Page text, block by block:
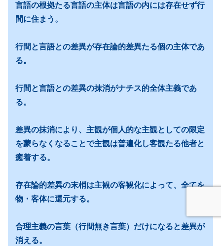
言語の根拠たる言語の主体は言語の内には存在せず行
間に住まう。
行間と言語との差異が存在論的差異たる個の主体であ
る。
行間と言語との差異の抹消がナチス的全体主義であ
る。
差異の抹消により、主観が個人的な主観としての限定
を蒙らなくなることで主観は普遍化し客観たる他者と
癒着する。
存在論的差異の末梢は主観の客観化によって、全てを
物・客体に還元する。
合理主義の言葉（行間無き言葉）だけになると差異が
消える。